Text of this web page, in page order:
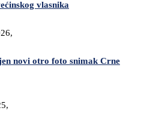
vlasnika
novi otro foto snimak Crne